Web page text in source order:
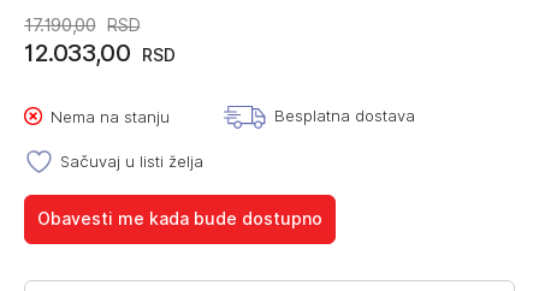
17.190,00 RSD
Originalna
cena
bila:
17.190,00RSD.
12.033,00 RSD
Trenutna
cena
12.033,00RSD.
Nema na stanju Besplatna dostava
Sačuvaj u listi želja
Obavesti me kada bude dostupno